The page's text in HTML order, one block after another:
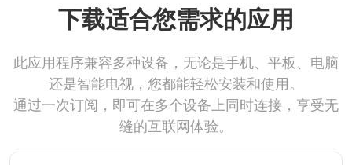
下载适合您需求的应用
此应用程序兼容多种设备，无论是手机、平板、电脑
还是智能电视，您都能轻松安装和使用。
通过一次订阅，即可在多个设备上同时连接，享受无
缝的互联网体验。